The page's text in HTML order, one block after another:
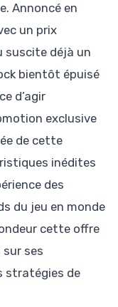
Annoncé en
un prix
suscite déjà un
bientôt épuisé
d’agir
exclusive
de cette
inédites
des
du jeu en monde
cette offre
sur ses
stratégies de